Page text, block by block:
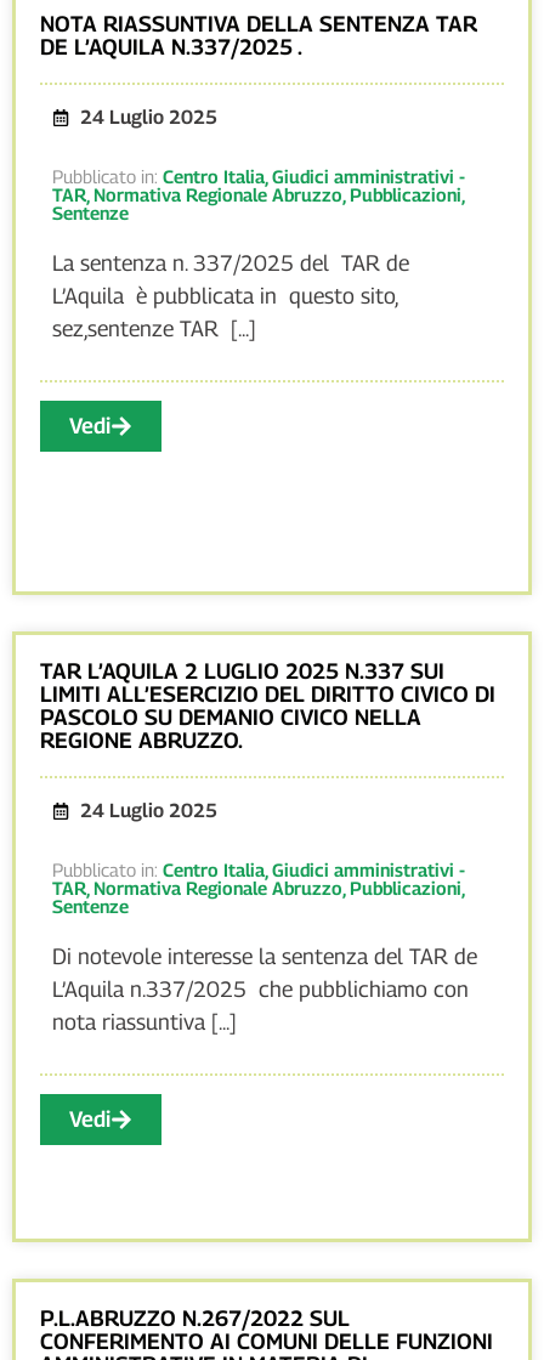
NOTA RIASSUNTIVA DELLA SENTENZA TAR
DE L’AQUILA N.337/2025 .
24 Luglio 2025
Pubblicato in: Centro Italia, Giudici amministrativi -
TAR, Normativa Regionale Abruzzo, Pubblicazioni,
Sentenze
La sentenza n. 337/2025 del TAR de
L’Aquila è pubblicata in questo sito,
sez,sentenze TAR [...]
Vedi
TAR L’AQUILA 2 LUGLIO 2025 N.337 SUI
LIMITI ALL’ESERCIZIO DEL DIRITTO CIVICO DI
PASCOLO SU DEMANIO CIVICO NELLA
REGIONE ABRUZZO.
24 Luglio 2025
Pubblicato in: Centro Italia, Giudici amministrativi -
TAR, Normativa Regionale Abruzzo, Pubblicazioni,
Sentenze
Di notevole interesse la sentenza del TAR de
L’Aquila n.337/2025 che pubblichiamo con
nota riassuntiva [...]
Vedi
P.L.ABRUZZO N.267/2022 SUL
CONFERIMENTO AI COMUNI DELLE FUNZIONI